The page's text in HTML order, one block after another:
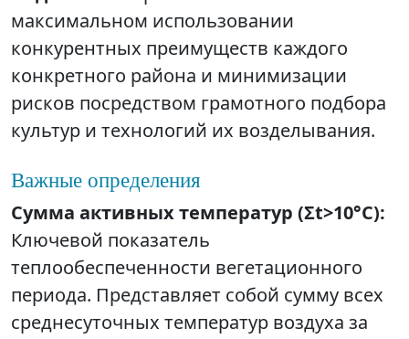
максимальном использовании
конкурентных преимуществ каждого
конкретного района и минимизации
рисков посредством грамотного подбора
культур и технологий их возделывания.
Важные определения
Сумма активных температур (Σt>10°C):
Ключевой показатель
теплообеспеченности вегетационного
периода. Представляет собой сумму всех
среднесуточных температур воздуха за